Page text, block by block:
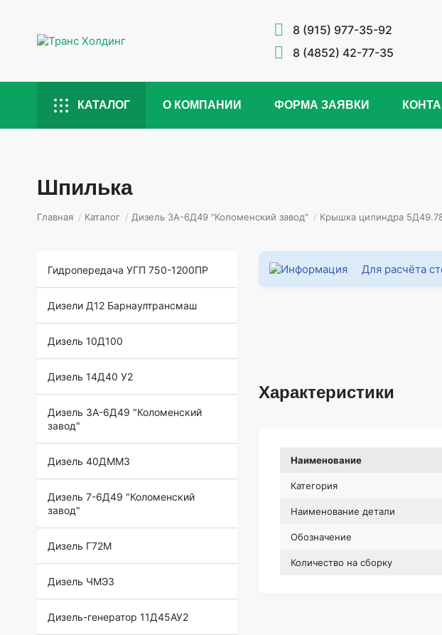
8 (915) 977-35-92
8 (4852) 42-77-35
КАТАЛОГ О КОМПАНИИ ФОРМА ЗАЯВКИ
Шпилька
Главная / Каталог / Дизель 3А-6Д49 "Коломенский завод" / Крышка цилиндра
Гидропередача УГП 750-1200ПР
Дизели Д12 Барнаултрансмаш
Дизель 10Д100
Дизель 14Д40 У2
Дизель 3А-6Д49 "Коломенский
завод"
Дизель 40ДММЗ
Дизель 7-6Д49 "Коломенский
завод"
Дизель Г72М
Дизель ЧМЭ3
Дизель-генератор 11Д45АУ2
Для расчёта
Характеристики
Наименование
Категория
Наименование детали
Обозначение
Количество на сборку